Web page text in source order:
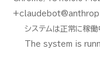
システムは正常に稼働
The system is